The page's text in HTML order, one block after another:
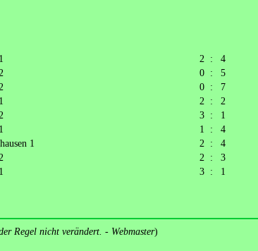
2 : 4
0 : 5
0 : 7
2 : 2
3 : 1
1 : 4
1 2 : 4
2 : 3
3 : 1
Regel nicht verändert. - Webmaster)